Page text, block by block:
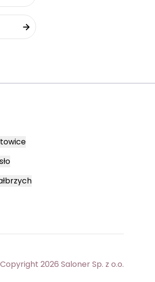
Copyright 2026 Saloner Sp. z o.o.